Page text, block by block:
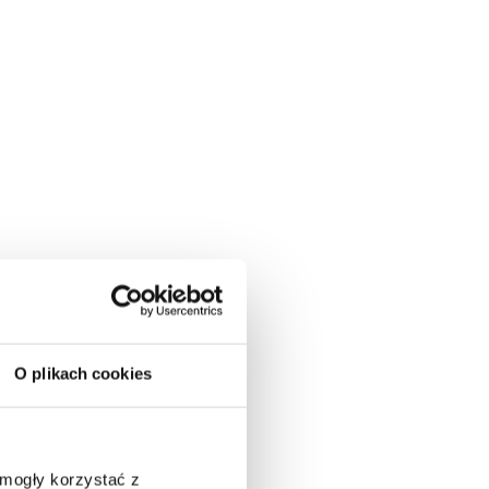
O plikach cookies
korzystać z